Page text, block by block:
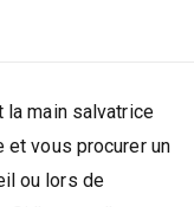
la main salvatrice
et vous procurer un
ou lors de